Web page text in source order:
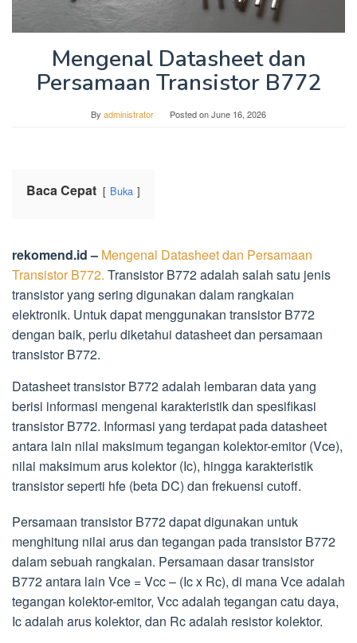
Mengenal Datasheet dan
Persamaan Transistor B772
By administrator Posted onJune 16, 2026
Baca Cepat Buka
rekomend.id – Mengenal Datasheet dan Persamaan
Transistor B772. Transistor B772 adalah salah satu jenis
transistor yang sering digunakan dalam rangkaian
elektronik. Untuk dapat menggunakan transistor B772
dengan baik, perlu diketahui datasheet dan persamaan
transistor B772.
Datasheet transistor B772 adalah lembaran data yang
berisi informasi mengenai karakteristik dan spesifikasi
transistor B772. Informasi yang terdapat pada datasheet
antara lain nilai maksimum tegangan kolektor-emitor (Vce),
nilai maksimum arus kolektor (Ic), hingga karakteristik
transistor seperti hfe (beta DC) dan frekuensi cutoff.
Persamaan transistor B772 dapat digunakan untuk
menghitung nilai arus dan tegangan pada transistor B772
dalam sebuah rangkaian. Persamaan dasar transistor
B772 antara lain Vce = Vcc – (Ic x Rc), di mana Vce adalah
tegangan kolektor-emitor, Vcc adalah tegangan catu daya,
Ic adalah arus kolektor, dan Rc adalah resistor kolektor.